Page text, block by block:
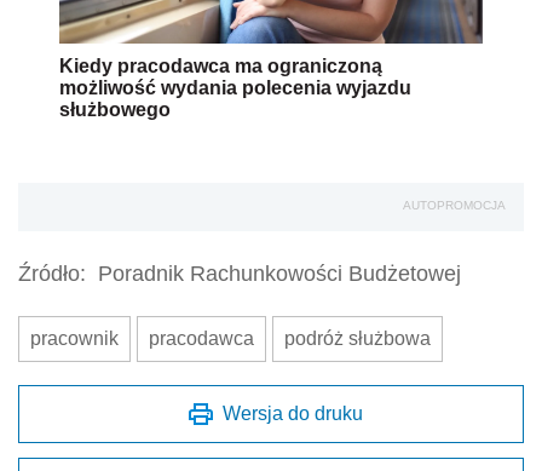
Kiedy pracodawca ma ograniczoną
możliwość wydania polecenia wyjazdu
służbowego
AUTOPROMOCJA
Źródło: Poradnik Rachunkowości Budżetowej
pracownik pracodawca podróż służbowa
Wersja do druku